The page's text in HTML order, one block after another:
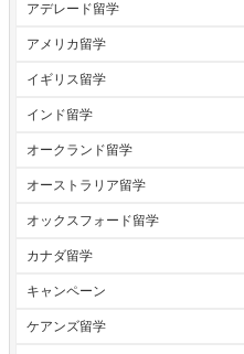
アデレード留学
アメリカ留学
イギリス留学
インド留学
オークランド留学
オーストラリア留学
オックスフォード留学
カナダ留学
キャンペーン
ケアンズ留学